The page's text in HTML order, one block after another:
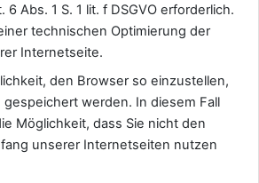
Abs. 1 S. 1 lit. f DSGVO erforderlich.
technischen Optimierung der
Internetseite.
den Browser so einzustellen,
werden. In diesem Fall
Möglichkeit, dass Sie nicht den
unserer Internetseiten nutzen